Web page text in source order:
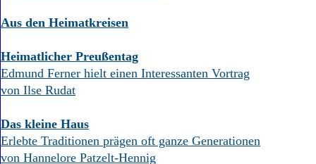
Aus den Heimatkreisen
Heimatlicher Preußentag
Edmund Ferner hielt einen Interessanten Vortrag
von Ilse Rudat
Das kleine Haus
Erlebte Traditionen prägen oft ganze Generationen
von Hannelore Patzelt-Hennig